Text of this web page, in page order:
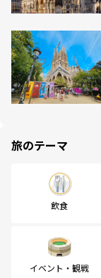
旅のテーマ
飲食
イベント・観戦